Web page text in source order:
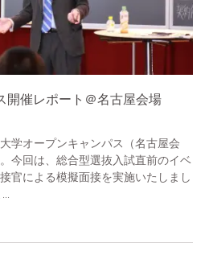
開催レポート＠名古屋会場
学オープンキャンパス（名古屋会
今回は、総合型選抜入試直前のイベ
官による模擬面接を実施いたしまし